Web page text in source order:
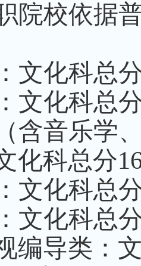
院校依据
文化科总
文化科总
（含音乐学
化科总分
文化科总
文化科总
编导类：